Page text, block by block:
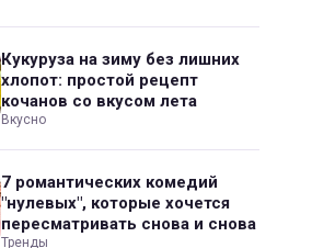
Кукуруза на зиму без лишних
хлопот: простой рецепт
кочанов со вкусом лета
Вкусно
7 романтических комедий
"нулевых", которые хочется
пересматривать снова и снова
Тренды